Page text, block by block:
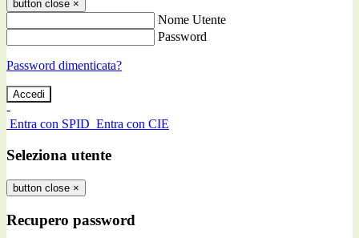
button close ×
Nome Utente
Password
Password dimenticata?
-
Entra con SPID Entra con CIE
Seleziona utente
button close ×
Recupero password